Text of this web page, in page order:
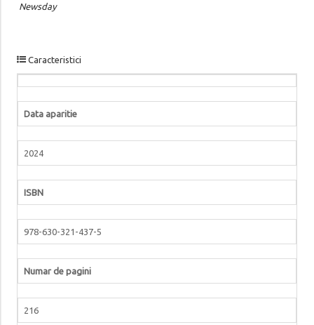
Newsday
Caracteristici
Data aparitie
2024
ISBN
978-630-321-437-5
Numar de pagini
216